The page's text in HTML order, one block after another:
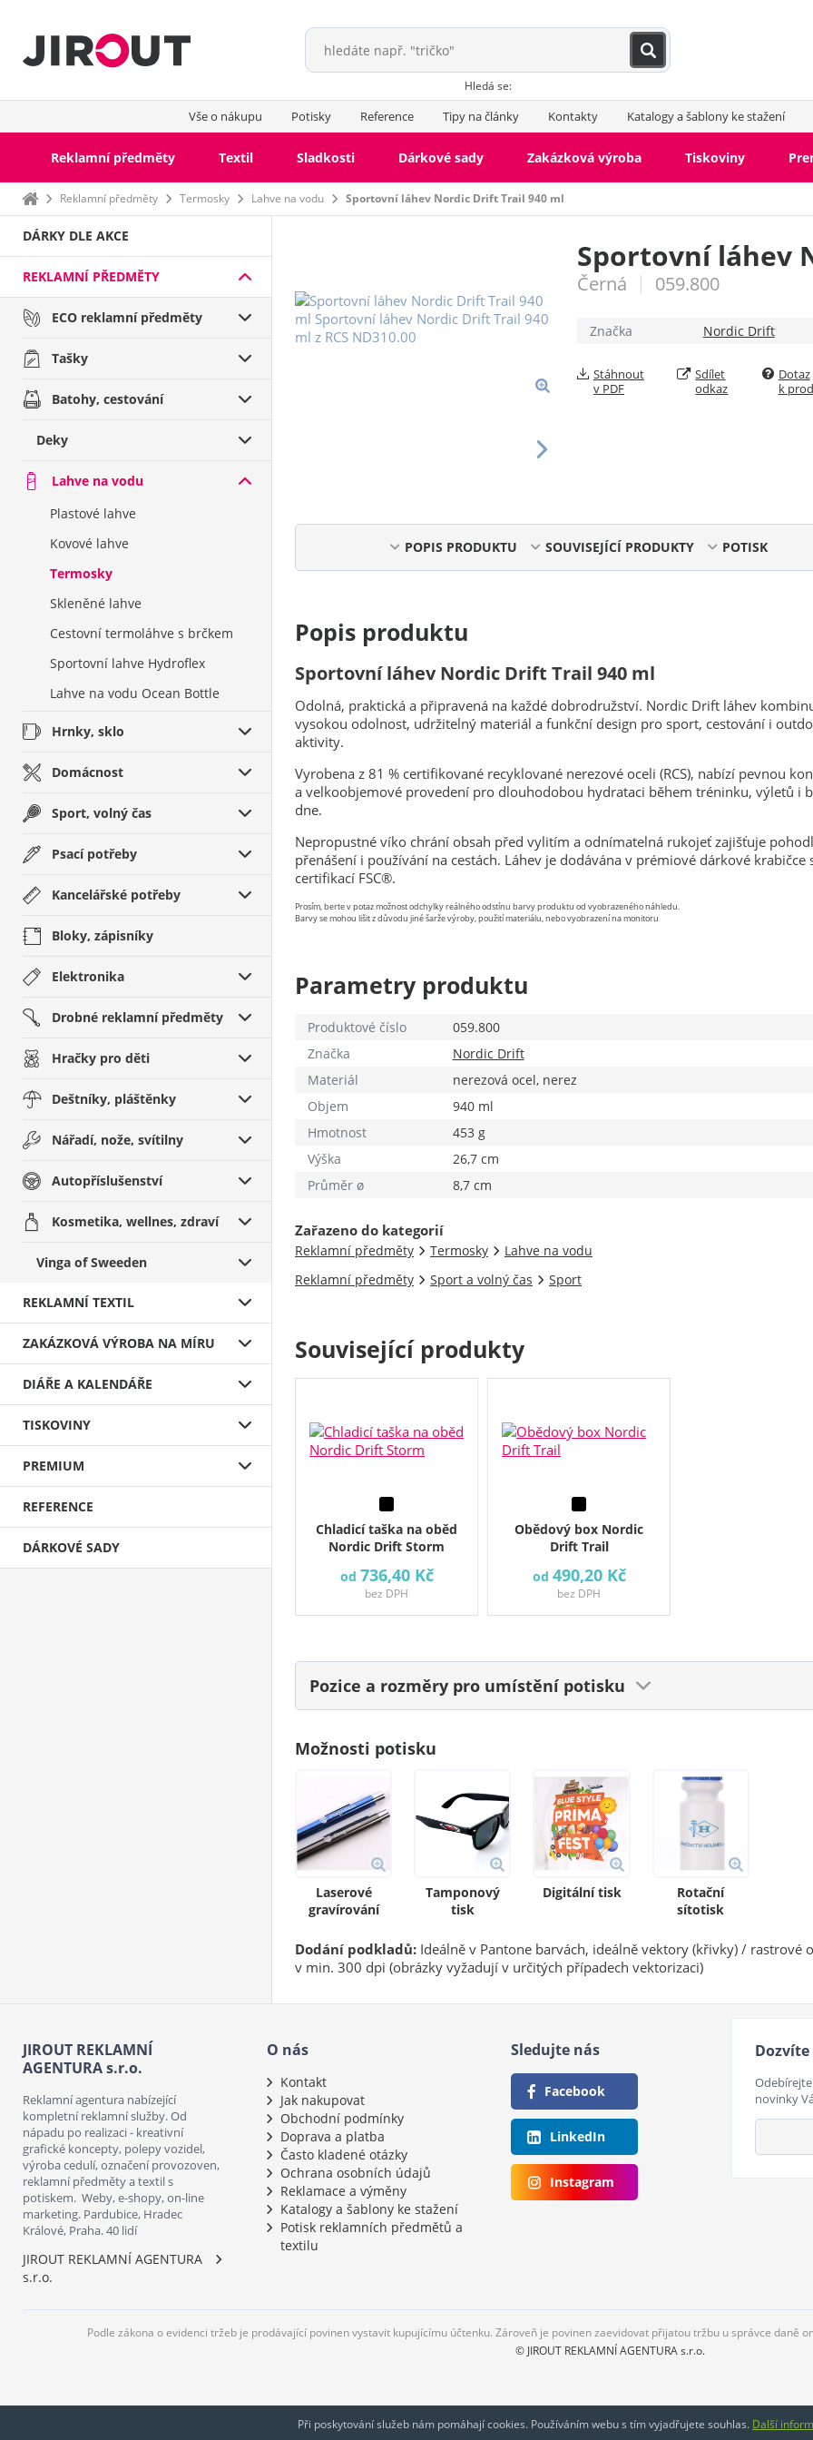
Hledá se:
Vše o nákupu Potisky Reference Tipy na články Kontakty Katalogy a šablony ke stažení
Reklamní předměty Textil Sladkosti Dárkové sady Zakázková výroba Tiskoviny
Domů Reklamní předměty Termosky Lahve na vodu Sportovní láhev Nordic Drift Trail 940 ml
DÁRKY DLE AKCE
REKLAMNÍ PŘEDMĚTY
ECO reklamní předměty
Tašky
Batohy, cestování
Deky
Lahve na vodu
Plastové lahve
Kovové lahve
Termosky
Skleněné lahve
Cestovní termoláhve s brčkem
Sportovní lahve Hydroflex
Lahve na vodu Ocean Bottle
Hrnky, sklo
Domácnost
Sport, volný čas
Psací potřeby
Kancelářské potřeby
Bloky, zápisníky
Elektronika
Drobné reklamní předměty
Hračky pro děti
Deštníky, pláštěnky
Nářadí, nože, svítilny
Autopříslušenství
Kosmetika, wellnes, zdraví
Vinga of Sweeden
REKLAMNÍ TEXTIL
ZAKÁZKOVÁ VÝROBA NA MÍRU
DIÁŘE A KALENDÁŘE
TISKOVINY
PREMIUM
REFERENCE
DÁRKOVÉ SADY
Sportovní láhev
Černá 059.800
Značka Nordic Drift
Stáhnout
v PDF
Sdílet
odkaz
Dotaz
k
POPIS PRODUKTU SOUVISEJÍCÍ PRODUKTY POTISK
Popis produktu
Sportovní láhev Nordic Drift Trail 940 ml
Odolná, praktická a připravená na každé dobrodružství. Nordic Drift láhev
vysokou odolnost, udržitelný materiál a funkční design pro sport, cestování i
aktivity.
Vyrobena z 81 % certifikované recyklované nerezové oceli (RCS), nabízí pevnou
a velkoobjemové provedení pro dlouhodobou hydrataci během tréninku, výletů i
dne.
Nepropustné víko chrání obsah před vylitím a odnímatelná rukojeť zajišťuje
přenášení i používání na cestách. Láhev je dodávána v prémiové dárkové krabičce
certifikací FSC®.
Prosím, berte v potaz možnost odchylky reálného odstínu barvy produktu od vyobrazeného náhledu.
Barvy se mohou lišit z důvodu jiné šarže výroby, použití materiálu, nebo vyobrazení na monitoru
Parametry produktu
Produktové číslo
059.800
Značka
Nordic Drift
Materiál
nerezová ocel, nerez
Objem
940 ml
Hmotnost
453 g
Výška
26,7 cm
Průměr ø
8,7 cm
Zařazeno do kategorií
Reklamní předměty Termosky
Lahve na vodu
Reklamní předměty
Sport a volný čas Sport
Související produkty
Chladicí taška na oběd
Nordic Drift Storm
od 736,40 Kč
bez DPH
Obědový box Nordic
Drift Trail
od 490,20 Kč
bez DPH
Pozice a rozměry pro umístění potisku
Možnosti potisku
Laserové
gravírování
Tamponový
tisk
Digitální tisk
Rotační
sítotisk
Dodání podkladů: Ideálně v Pantone barvách, ideálně vektory (křivky) / rastrové
v min. 300 dpi (obrázky vyžadují v určitých případech vektorizaci)
JIROUT REKLAMNÍ
AGENTURA s.r.o.
Reklamní agentura nabízející
kompletní reklamní služby. Od
nápadu po realizaci - kreativní
grafické koncepty, polepy vozidel,
výroba cedulí, označení provozoven,
reklamní předměty a textil s
potiskem. Weby, e-shopy, on-line
marketing. Pardubice, Hradec
Králové, Praha. 40 lidí
JIROUT REKLAMNÍ AGENTURA
s.r.o.
O nás
Kontakt
Jak nakupovat
Obchodní podmínky
Doprava a platba
Často kladené otázky
Ochrana osobních údajů
Reklamace a výměny
Katalogy a šablony ke stažení
Potisk reklamních předmětů a
textilu
Sledujte nás
Facebook
LinkedIn
Instagram
novinky
Podle zákona o evidenci tržeb je prodávající povinen vystavit kupujícímu účtenku. Zároveň je povinen zaevidovat přijatou tržbu u správce daně
© JIROUT REKLAMNÍ AGENTURA s.r.o.
Při poskytování služeb nám pomáhají cookies. Používáním webu s tím vyjadřujete souhlas. Další